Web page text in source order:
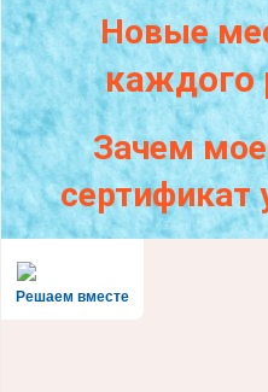
Новые
каждого
Зачем
сертификат
Решаем вместе